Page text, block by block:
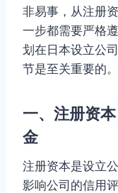
非易事，从注册
一步都需要严格
划在日本设立公
节是至关重要的。
一、注册资
金
注册资本是设立
影响公司的信用